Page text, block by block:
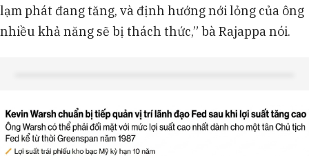
lạm phát đang tăng, và định hướng nới lỏng của ông
nhiều khả năng sẽ bị thách thức,” bà Rajappa nói.